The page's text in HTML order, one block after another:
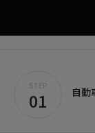
STEP.
01 自動